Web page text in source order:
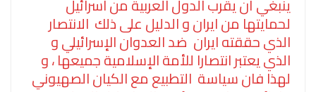
ينبغي أن يقرب الدول العربية من اسرائيل
لحمايتها من ايران و الدليل على ذلك الانتصار
الذي حققته ايران ضد العدوان الإسرائيلي و
الذي يعتبر انتصارا للأمة الإسلامية جميعها ، و
لهذا فان سياسة التطبيع مع الكيان الصهيوني